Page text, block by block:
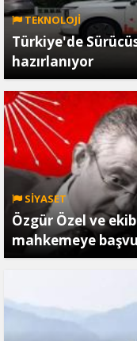
TEKNOLOJİ
Türkiye'de
hazırlanıyor
SİYASET
Özgür Özel ve
mahkemeye